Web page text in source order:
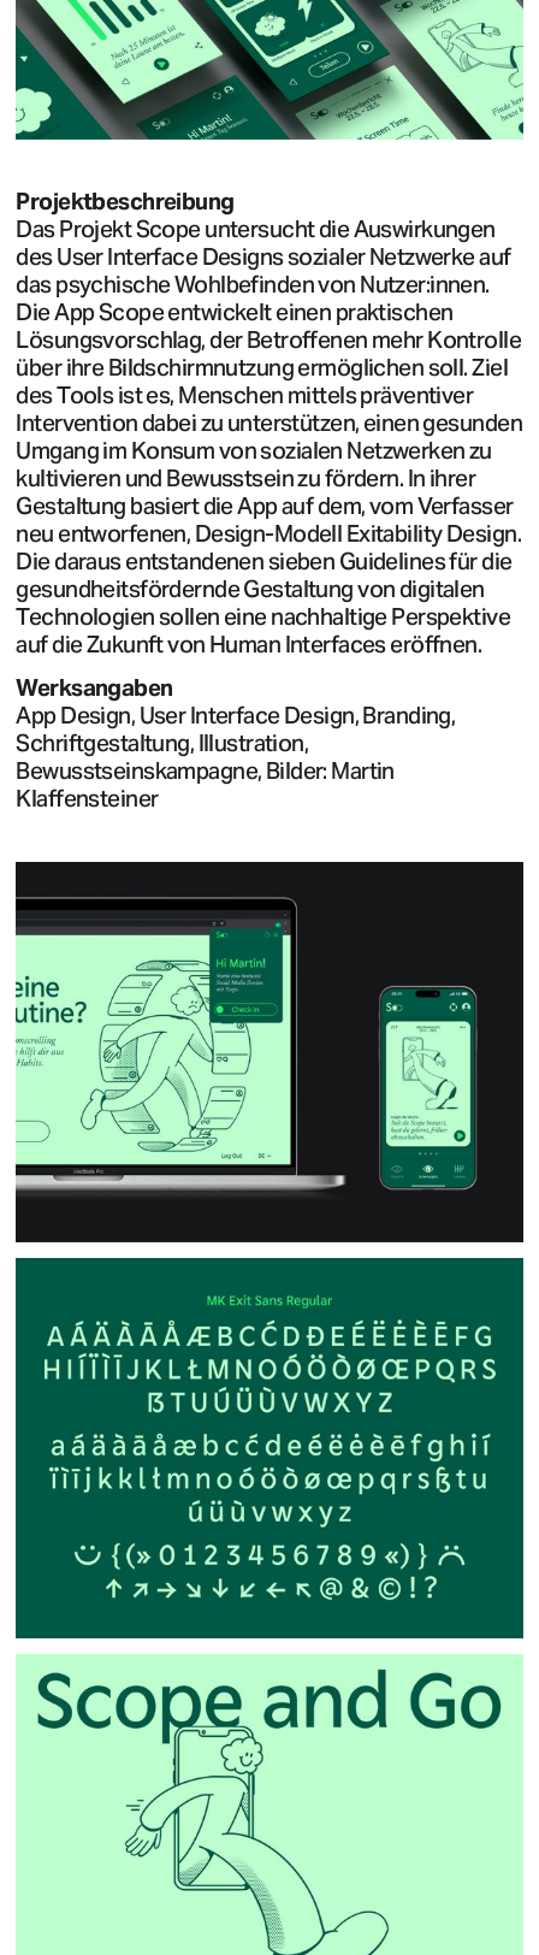
Projektbeschreibung
Das Projekt Scope untersucht die Auswirkungen
des User Interface Designs sozialer Netzwerke auf
das psychische Wohlbefinden von Nutzer:innen.
Die App Scope entwickelt einen praktischen
Lösungsvorschlag, der Betroffenen mehr Kontrolle
über ihre Bildschirmnutzung ermöglichen soll. Ziel
des Tools ist es, Menschen mittels präventiver
Intervention dabei zu unterstützen, einen gesunden
Umgang im Konsum von sozialen Netzwerken zu
kultivieren und Bewusstsein zu fördern. In ihrer
Gestaltung basiert die App auf dem, vom Verfasser
neu entworfenen, Design-Modell Exitability Design.
Die daraus entstandenen sieben Guidelines für die
gesundheitsfördernde Gestaltung von digitalen
Technologien sollen eine nachhaltige Perspektive
auf die Zukunft von Human Interfaces eröffnen.
Werksangaben
App Design, User Interface Design, Branding,
Schriftgestaltung, Illustration,
Bewusstseinskampagne, Bilder: Martin
Klaffensteiner